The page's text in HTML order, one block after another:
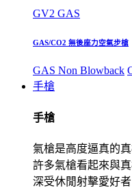
GV2 GAS
GAS/CO2 無後座力空氣步槍
GAS Non Blowback
手槍
手槍
氣槍是高度逼真的
許多氣槍看起來與
深受休閒射擊愛好者